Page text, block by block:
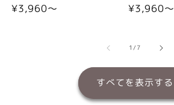
通
¥3,960〜
通
格
¥3,960〜
1/の
7
すべてを表示する